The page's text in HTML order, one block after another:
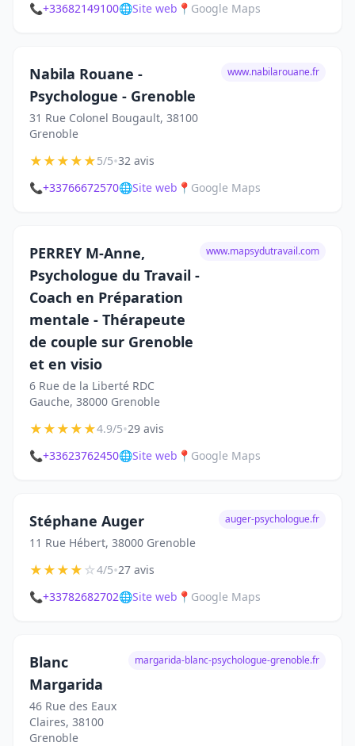
📞+33682149100🌐Site web 📍 Google Maps
Nabila Rouane -
Psychologue - Grenoble
31 Rue Colonel Bougault, 38100
Grenoble
www.nabilarouane.fr
★★★★★5/5•32 avis
📞+33766672570🌐Site web 📍 Google Maps
PERREY M-Anne,
Psychologue du Travail -
Coach en Préparation
mentale - Thérapeute
de couple sur Grenoble
et en visio
6 Rue de la Liberté RDC
Gauche, 38000 Grenoble
www.mapsydutravail.com
★★★★★4.9/5•29 avis
📞+33623762450🌐Site web 📍 Google Maps
Stéphane Auger
11 Rue Hébert, 38000 Grenoble
auger-psychologue.fr
★★★★☆4/5•27 avis
📞+33782682702🌐Site web 📍 Google Maps
Blanc
Margarida
46 Rue des Eaux
Claires, 38100
Grenoble
margarida-blanc-psychologue-grenoble.fr